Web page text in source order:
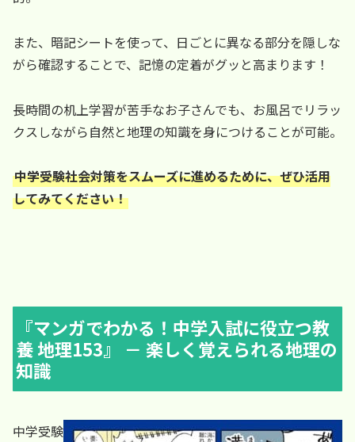
また、暗記シートを使って、日ごとに異なる部分を隠しな
がら確認することで、記憶の定着がグッと高まります！
長時間の机上学習が苦手なお子さんでも、お風呂でリラッ
クスしながら自然と地理の知識を身につけることが可能。
中学受験社会対策をスムーズに進めるために、ぜひ活用
してみてください！
『マンガでわかる！中学入試に役立つ教
養 地理153』 － 楽しく覚えられる地理の
知識
中学受験